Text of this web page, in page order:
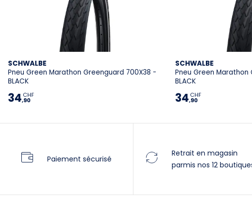
SCHWALBE
Pneu Green Marathon Greenguard 700X38 -
BLACK
34,90
CHF
SCHWALBE
Pneu Green
BLACK
34,90
CHF
Paiement sécurisé
Retrait en magasin
parmis nos 12